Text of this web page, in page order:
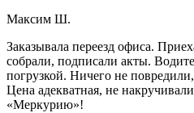
Максим Ш.
Заказывала переезд офиса.
собрали, подписали акты.
погрузкой. Ничего не
Цена адекватная, не
«Меркурию»!